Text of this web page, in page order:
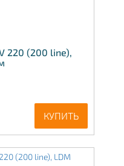
220 (200 line),
КУПИТЬ